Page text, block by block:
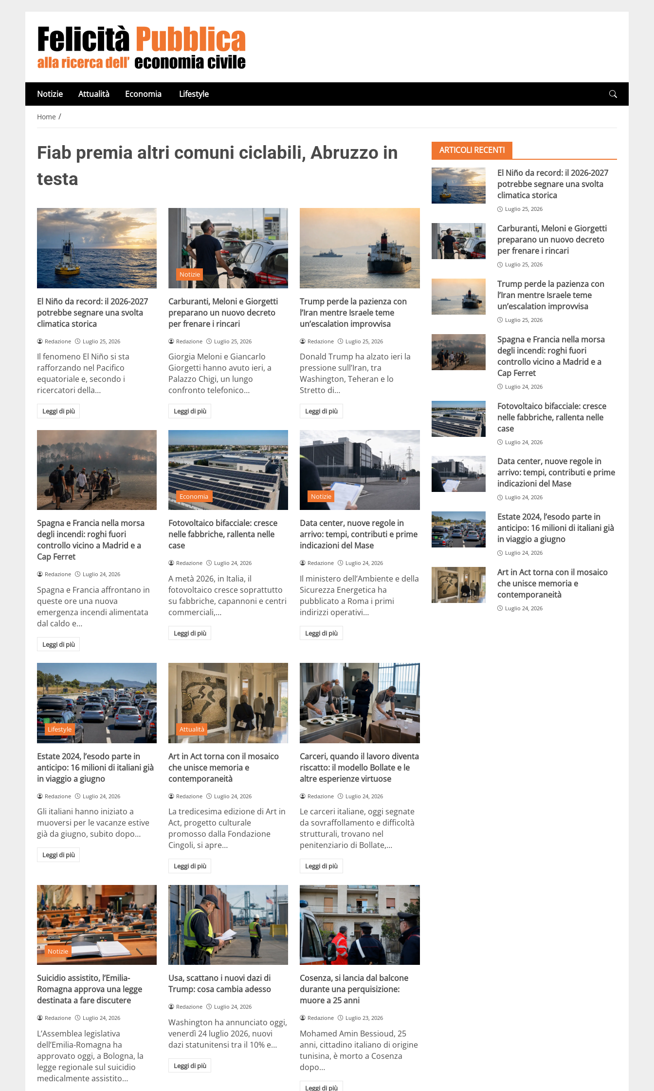
Notizie Attualità Economia Lifestyle
Home /
Fiab premia altri comuni ciclabili, Abruzzo in
testa
El Niño da record: il 2026-2027
potrebbe segnare una svolta
climatica storica
Redazione Luglio 25, 2026
Il fenomeno El Niño si sta
rafforzando nel Pacifico
equatoriale e, secondo i
ricercatori della…
Leggi di più
Notizie
Carburanti, Meloni e Giorgetti
preparano un nuovo decreto
per frenare i rincari
Redazione Luglio 25, 2026
Giorgia Meloni e Giancarlo
Giorgetti hanno avuto ieri, a
Palazzo Chigi, un lungo
confronto telefonico…
Leggi di più
Trump perde la pazienza con
l’Iran mentre Israele teme
un’escalation improvvisa
Redazione Luglio 25, 2026
Donald Trump ha alzato ieri la
pressione sull’Iran, tra
Washington, Teheran e lo
Stretto di…
Leggi di più
Spagna e Francia nella morsa
degli incendi: roghi fuori
controllo vicino a Madrid e a
Cap Ferret
Redazione Luglio 24, 2026
Spagna e Francia affrontano in
queste ore una nuova
emergenza incendi alimentata
dal caldo e…
Leggi di più
Economia
Fotovoltaico bifacciale: cresce
nelle fabbriche, rallenta nelle
case
Redazione Luglio 24, 2026
A metà 2026, in Italia, il
fotovoltaico cresce soprattutto
su fabbriche, capannoni e centri
commerciali,…
Leggi di più
Notizie
Data center, nuove regole in
arrivo: tempi, contributi e prime
indicazioni del Mase
Redazione Luglio 24, 2026
Il ministero dell’Ambiente e della
Sicurezza Energetica ha
pubblicato a Roma i primi
indirizzi operativi…
Leggi di più
Lifestyle
Estate 2024, l’esodo parte in
anticipo: 16 milioni di italiani già
in viaggio a giugno
Redazione Luglio 24, 2026
Gli italiani hanno iniziato a
muoversi per le vacanze estive
già da giugno, subito dopo…
Leggi di più
Attualità
Art in Act torna con il mosaico
che unisce memoria e
contemporaneità
Redazione Luglio 24, 2026
La tredicesima edizione di Art in
Act, progetto culturale
promosso dalla Fondazione
Cingoli, si apre…
Leggi di più
Carceri, quando il lavoro diventa
riscatto: il modello Bollate e le
altre esperienze virtuose
Redazione Luglio 24, 2026
Le carceri italiane, oggi segnate
da sovraffollamento e difficoltà
strutturali, trovano nel
penitenziario di Bollate,…
Leggi di più
Notizie
Suicidio assistito, l’Emilia-
Romagna approva una legge
destinata a fare discutere
Redazione Luglio 24, 2026
L’Assemblea legislativa
dell’Emilia-Romagna ha
approvato oggi, a Bologna, la
legge regionale sul suicidio
medicalmente assistito…
Usa, scattano i nuovi dazi di
Trump: cosa cambia adesso
Redazione Luglio 24, 2026
Washington ha annunciato oggi,
venerdì 24 luglio 2026, nuovi
dazi statunitensi tra il 10% e…
Leggi di più
Cosenza, si lancia dal balcone
durante una perquisizione:
muore a 25 anni
Redazione Luglio 23, 2026
Mohamed Amin Bessioud, 25
anni, cittadino italiano di origine
tunisina, è morto a Cosenza
dopo…
Leggi di più
ARTICOLI RECENTI
El Niño da record: il 2026-2027
potrebbe segnare una svolta
climatica storica
Luglio 25, 2026
Carburanti, Meloni e Giorgetti
preparano un nuovo decreto
per frenare i rincari
Luglio 25, 2026
Trump perde la pazienza con
l’Iran mentre Israele teme
un’escalation improvvisa
Luglio 25, 2026
Spagna e Francia nella morsa
degli incendi: roghi fuori
controllo vicino a Madrid e a
Cap Ferret
Luglio 24, 2026
Fotovoltaico bifacciale: cresce
nelle fabbriche, rallenta nelle
case
Luglio 24, 2026
Data center, nuove regole in
arrivo: tempi, contributi e prime
indicazioni del Mase
Luglio 24, 2026
Estate 2024, l’esodo parte in
anticipo: 16 milioni di italiani già
in viaggio a giugno
Luglio 24, 2026
Art in Act torna con il mosaico
che unisce memoria e
contemporaneità
Luglio 24, 2026